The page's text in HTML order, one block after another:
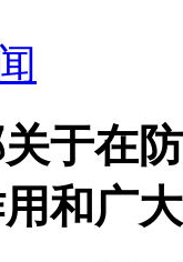
于在
和广